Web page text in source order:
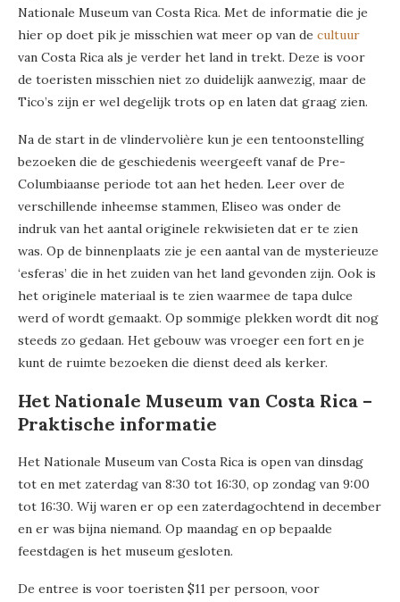
Nationale Museum van Costa Rica. Met de informatie die je
hier op doet pik je misschien wat meer op van de cultuur
van Costa Rica als je verder het land in trekt. Deze is voor
de toeristen misschien niet zo duidelijk aanwezig, maar de
Tico’s zijn er wel degelijk trots op en laten dat graag zien.
Na de start in de vlindervolière kun je een tentoonstelling
bezoeken die de geschiedenis weergeeft vanaf de Pre-
Columbiaanse periode tot aan het heden. Leer over de
verschillende inheemse stammen, Eliseo was onder de
indruk van het aantal originele rekwisieten dat er te zien
was. Op de binnenplaats zie je een aantal van de mysterieuze
‘esferas’ die in het zuiden van het land gevonden zijn. Ook is
het originele materiaal is te zien waarmee de tapa dulce
werd of wordt gemaakt. Op sommige plekken wordt dit nog
steeds zo gedaan. Het gebouw was vroeger een fort en je
kunt de ruimte bezoeken die dienst deed als kerker.
Het Nationale Museum van Costa Rica –
Praktische informatie
Het Nationale Museum van Costa Rica is open van dinsdag
tot en met zaterdag van 8:30 tot 16:30, op zondag van 9:00
tot 16:30. Wij waren er op een zaterdagochtend in december
en er was bijna niemand. Op maandag en op bepaalde
feestdagen is het museum gesloten.
De entree is voor toeristen $11 per persoon, voor